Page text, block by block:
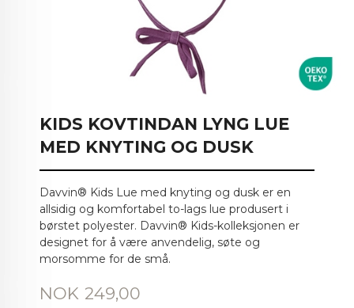
KIDS KOVTINDAN LYNG LUE
MED KNYTING OG DUSK
Davvin® Kids Lue med knyting og dusk er en
allsidig og komfortabel to-lags lue produsert i
børstet polyester. Davvin® Kids-kolleksjonen er
designet for å være anvendelig, søte og
morsomme for de små.
Pris
NOK 249,00